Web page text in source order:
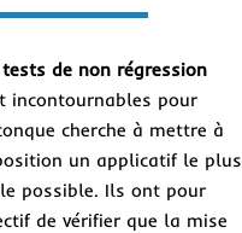
tests de non régression
incontournables pour
cherche à mettre à
un applicatif le plus
possible. Ils ont pour
de vérifier que la mise